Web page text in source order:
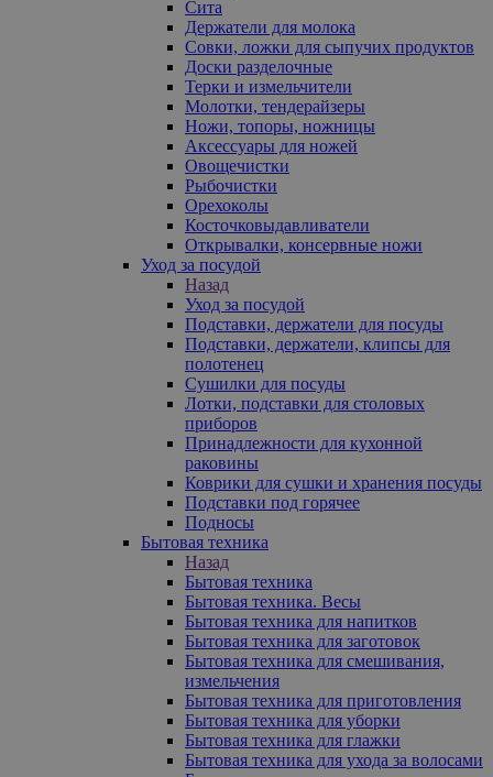
Сита
Держатели для молока
Совки, ложки для сыпучих продуктов
Доски разделочные
Терки и измельчители
Молотки, тендерайзеры
Ножи, топоры, ножницы
Аксессуары для ножей
Овощечистки
Рыбочистки
Орехоколы
Косточковыдавливатели
Открывалки, консервные ножи
Уход за посудой
Назад
Уход за посудой
Подставки, держатели для посуды
Подставки, держатели, клипсы для
полотенец
Сушилки для посуды
Лотки, подставки для столовых
приборов
Принадлежности для кухонной
раковины
Коврики для сушки и хранения посуды
Подставки под горячее
Подносы
Бытовая техника
Назад
Бытовая техника
Бытовая техника. Весы
Бытовая техника для напитков
Бытовая техника для заготовок
Бытовая техника для смешивания,
измельчения
Бытовая техника для приготовления
Бытовая техника для уборки
Бытовая техника для глажки
Бытовая техника для ухода за волосами